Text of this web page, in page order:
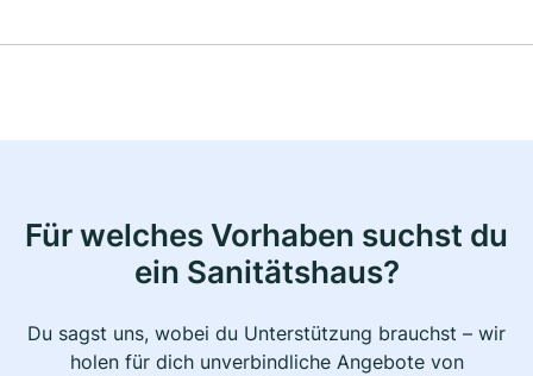
Für welches Vorhaben suchst du
ein Sanitätshaus?
Du sagst uns, wobei du Unterstützung brauchst – wir
holen für dich unverbindliche Angebote von